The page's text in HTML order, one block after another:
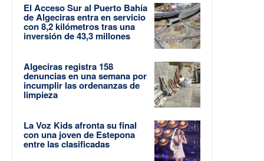
El Acceso Sur al Puerto Bahía
de Algeciras entra en servicio
con 8,2 kilómetros tras una
inversión de 43,3 millones
Algeciras registra 158
denuncias en una semana por
incumplir las ordenanzas de
limpieza
La Voz Kids afronta su final
con una joven de Estepona
entre las clasificadas